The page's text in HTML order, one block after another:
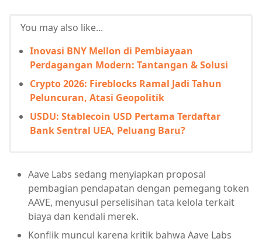
You may also like...
Inovasi BNY Mellon di Pembiayaan
Perdagangan Modern: Tantangan & Solusi
Crypto 2026: Fireblocks Ramal Jadi Tahun
Peluncuran, Atasi Geopolitik
USDU: Stablecoin USD Pertama Terdaftar
Bank Sentral UEA, Peluang Baru?
Aave Labs sedang menyiapkan proposal
pembagian pendapatan dengan pemegang token
AAVE, menyusul perselisihan tata kelola terkait
biaya dan kendali merek.
Konflik muncul karena kritik bahwa Aave Labs